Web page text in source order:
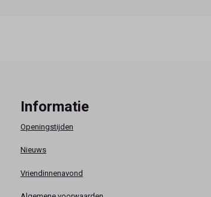
Informatie
Openingstijden
Nieuws
Vriendinnenavond